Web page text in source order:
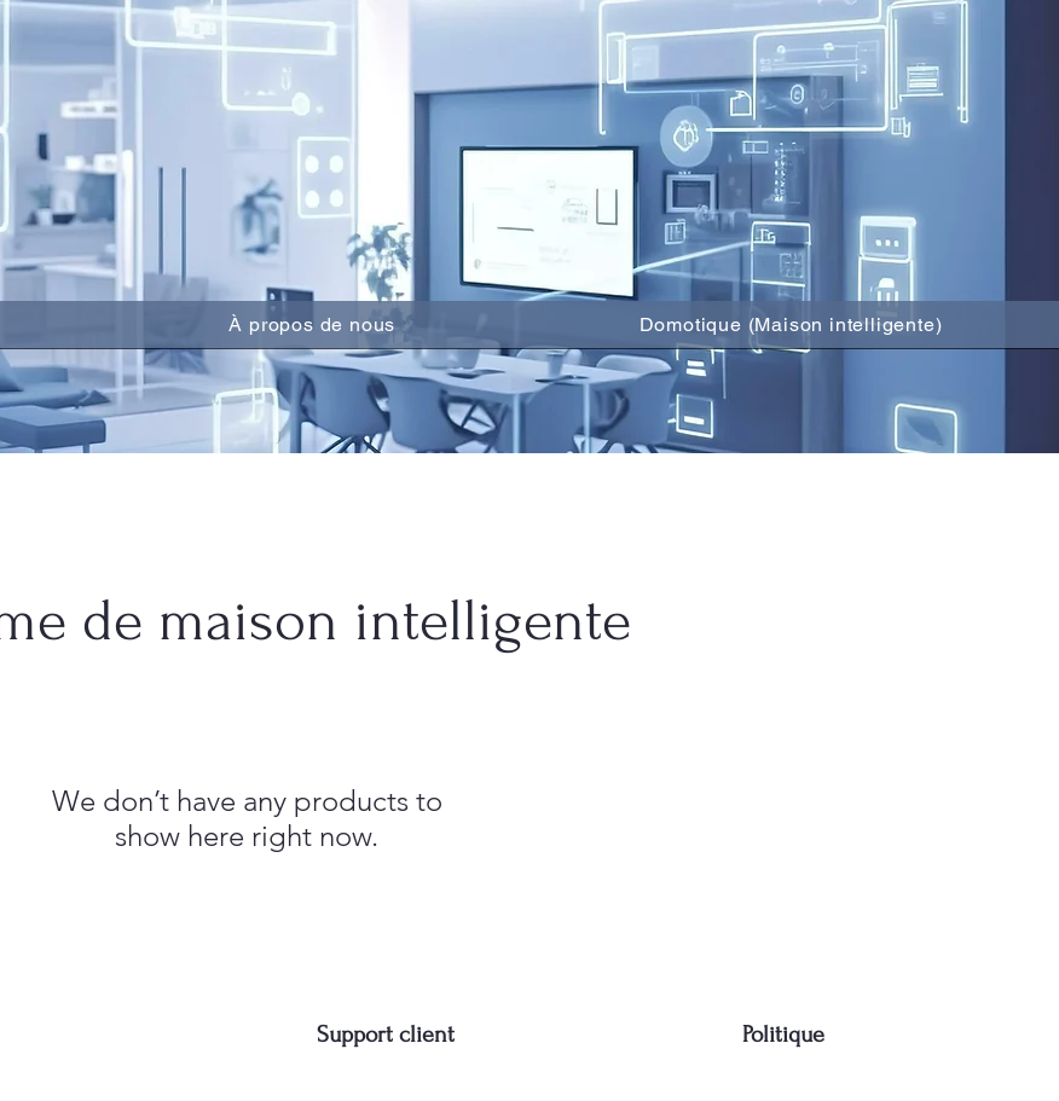
À propos de nous Domotique (Maison intelligente)
de maison intelligente
We don’t have any products to
show here right now.
Support client Politique